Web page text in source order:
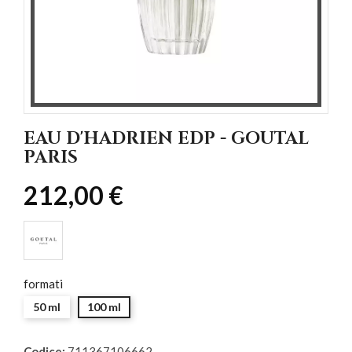
EAU D'HADRIEN EDP - GOUTAL
PARIS
212,00 €
formati
50 ml 100 ml